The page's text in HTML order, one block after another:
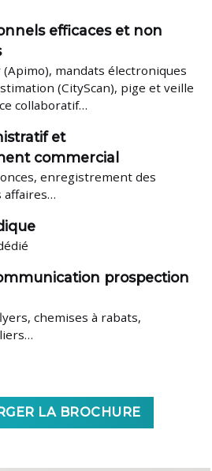
efficaces et non
mandats électroniques
(CityScan), pige et veille
collaboratif…
et
commercial
enregistrement des
affaires…
prospection
chemises à rabats,
LA BROCHURE